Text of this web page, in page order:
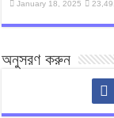
January 18, 2025
অনুসরণ করুন